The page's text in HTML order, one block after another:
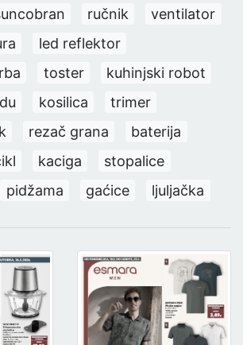
ručnik
ventilator
led reflektor
toster
kuhinjski robot
kosilica
trimer
rezač grana
baterija
kaciga
stopalice
pidžama gaćice ljuljačka